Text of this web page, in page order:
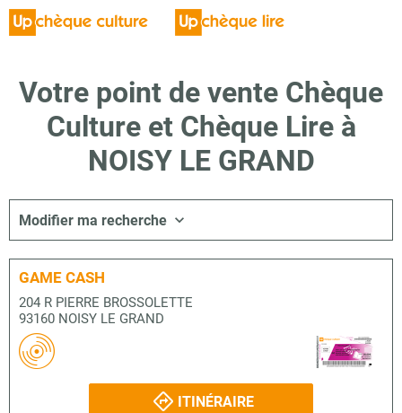
Votre point de vente Chèque
Culture et Chèque Lire à
NOISY LE GRAND
Modifier ma recherche
GAME CASH
204 R PIERRE BROSSOLETTE
93160 NOISY LE GRAND
ITINÉRAIRE